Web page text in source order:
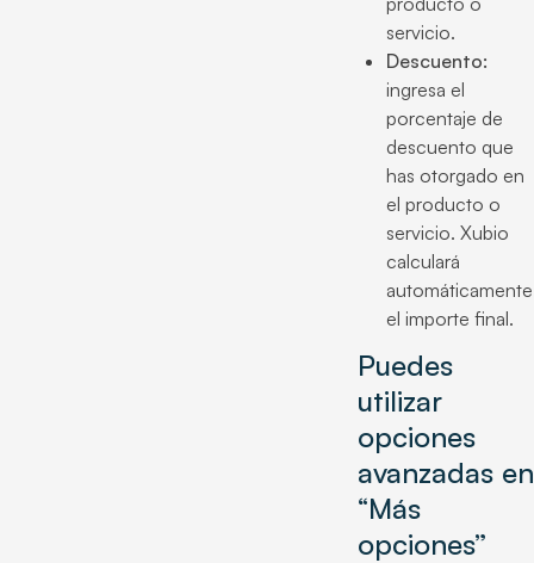
servicio.
Descuento:
ingresa el
porcentaje de
descuento que
has otorgado en
el producto o
servicio. Xubio
calculará
automáticamente
el importe final.
Puedes
utilizar
opciones
avanzadas en
“Más
opciones”